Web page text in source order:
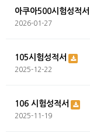
아쿠아500시험성적서
2026-01-27
105시험성적서
2025-12-22
106 시험성적서
2025-11-19